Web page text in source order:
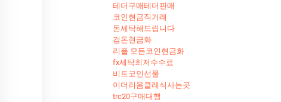
테더구매테더판매
코인현금직거래
돈세탁해드립니다
검돈현금화
리플 모든코인현금화
fx세탁최저수수료
비트코인선물
이더리움클레식사는곳
trc20구매대행